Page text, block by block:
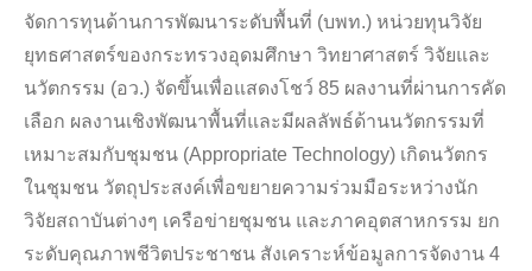
จัดการทุนด้านการพัฒนาระดับพื้นที่ (บพท.) หน่วยทุนวิจัย
ยุทธศาสตร์ของกระทรวงอุดมศึกษา วิทยาศาสตร์ วิจัยและ
นวัตกรรม (อว.) จัดขึ้นเพื่อแสดงโชว์ 85 ผลงานที่ผ่านการคัด
เลือก ผลงานเชิงพัฒนาพื้นที่และมีผลลัพธ์ด้านนวัตกรรมที่
เหมาะสมกับชุมชน (Appropriate Technology) เกิดนวัตกร
ในชุมชน วัตถุประสงค์เพื่อขยายความร่วมมือระหว่างนัก
วิจัยสถาบันต่างๆ เครือข่ายชุมชน และภาคอุตสาหกรรม ยก
ระดับคุณภาพชีวิตประชาชน สังเคราะห์ข้อมูลการจัดงาน 4